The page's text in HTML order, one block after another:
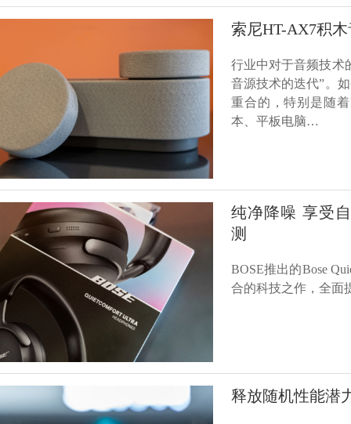
索尼HT-AX7积
行业中对于音频技术
音源技术的迭代”。
重合的，特别是随
本、平板电脑…
纯净降噪 享受
测
BOSE推出的Bose
合的科技之作，全面
释放随机性能潜